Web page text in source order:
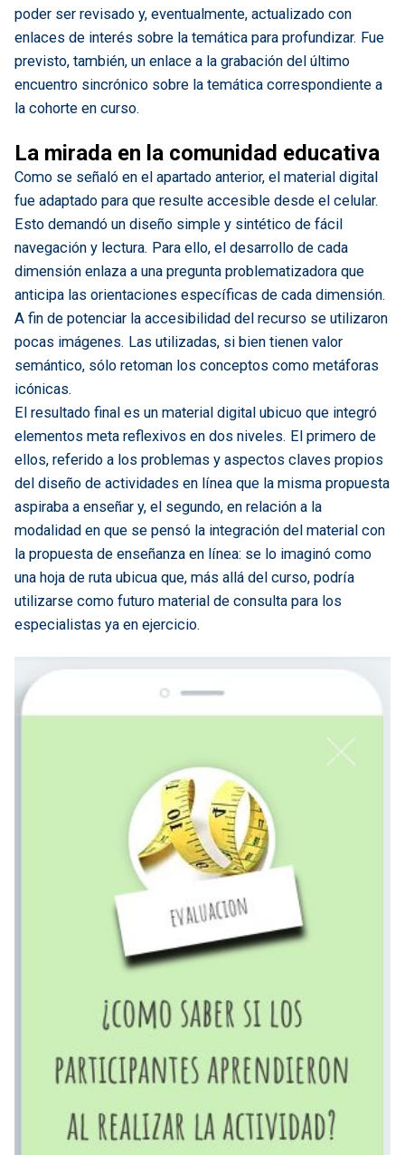
poder ser revisado y, eventualmente, actualizado con
enlaces de interés sobre la temática para profundizar. Fue
previsto, también, un enlace a la grabación del último
encuentro sincrónico sobre la temática correspondiente a
la cohorte en curso.
La mirada en la comunidad educativa
Como se señaló en el apartado anterior, el material digital
fue adaptado para que resulte accesible desde el celular.
Esto demandó un diseño simple y sintético de fácil
navegación y lectura. Para ello, el desarrollo de cada
dimensión enlaza a una pregunta problematizadora que
anticipa las orientaciones específicas de cada dimensión.
A fin de potenciar la accesibilidad del recurso se utilizaron
pocas imágenes. Las utilizadas, si bien tienen valor
semántico, sólo retoman los conceptos como metáforas
icónicas.
El resultado final es un material digital ubicuo que integró
elementos meta reflexivos en dos niveles. El primero de
ellos, referido a los problemas y aspectos claves propios
del diseño de actividades en línea que la misma propuesta
aspiraba a enseñar y, el segundo, en relación a la
modalidad en que se pensó la integración del material con
la propuesta de enseñanza en línea: se lo imaginó como
una hoja de ruta ubicua que, más allá del curso, podría
utilizarse como futuro material de consulta para los
especialistas ya en ejercicio.